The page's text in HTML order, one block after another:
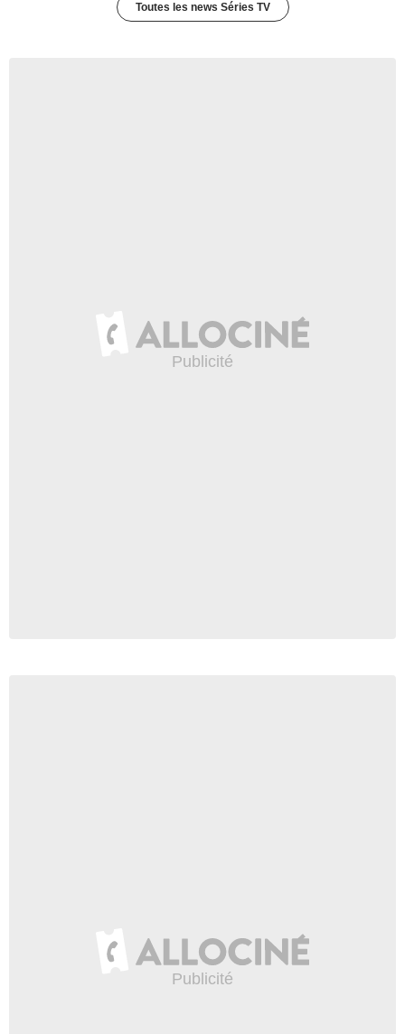
Toutes les news Séries TV